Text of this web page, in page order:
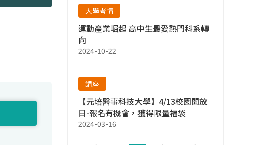
大學考情
運動產業崛起 高中生最愛熱門科系轉
向
2024-10-22
講座
【元培醫事科技大學】4/13校園開放
日-報名有機會，獲得限量福袋
2024-03-16